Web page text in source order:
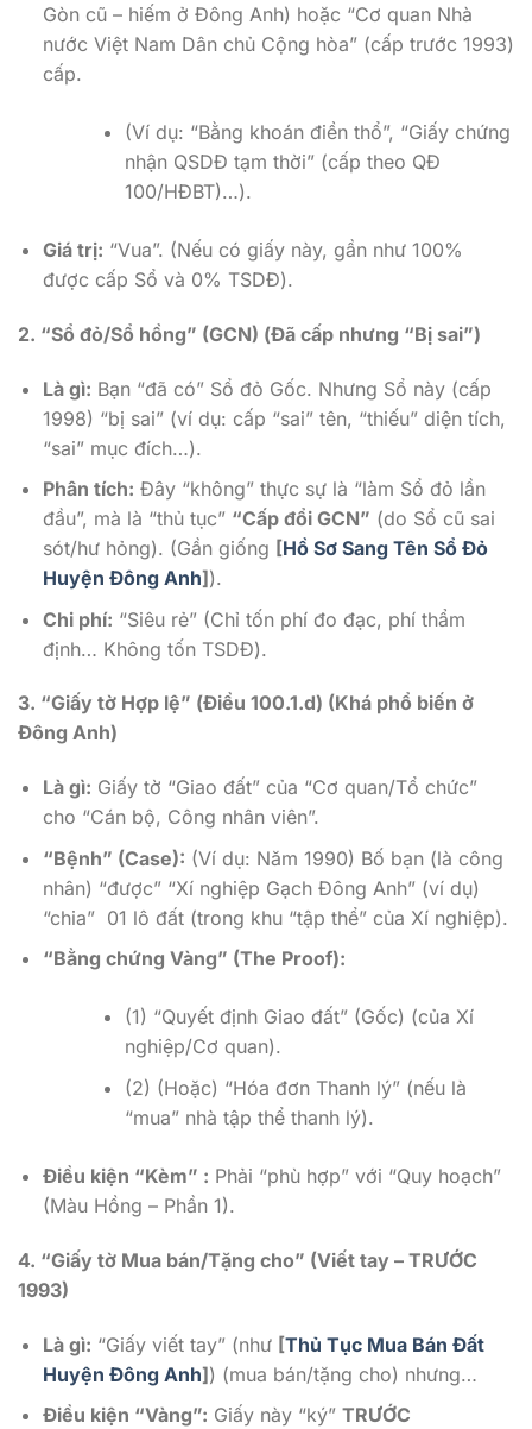
Gòn cũ – hiếm ở Đông Anh) hoặc “Cơ quan Nhà
nước Việt Nam Dân chủ Cộng hòa” (cấp trước 1993)
cấp.
(Ví dụ: “Bằng khoán điền thổ”, “Giấy chứng
nhận QSDĐ tạm thời” (cấp theo QĐ
100/HĐBT)…).
Giá trị: “Vua”. (Nếu có giấy này, gần như 100%
được cấp Sổ và 0% TSDĐ).
2. “Sổ đỏ/Sổ hồng” (GCN) (Đã cấp nhưng “Bị sai”)
Là gì: Bạn “đã có” Sổ đỏ Gốc. Nhưng Sổ này (cấp
1998) “bị sai” (ví dụ: cấp “sai” tên, “thiếu” diện tích,
“sai” mục đích…).
Phân tích: Đây “không” thực sự là “làm Sổ đỏ lần
đầu”, mà là “thủ tục” “Cấp đổi GCN” (do Sổ cũ sai
sót/hư hỏng). (Gần giống [Hồ Sơ Sang Tên Sổ Đỏ
Huyện Đông Anh]).
Chi phí: “Siêu rẻ” (Chỉ tốn phí đo đạc, phí thẩm
định… Không tốn TSDĐ).
3. “Giấy tờ Hợp lệ” (Điều 100.1.d) (Khá phổ biến ở
Đông Anh)
Là gì: Giấy tờ “Giao đất” của “Cơ quan/Tổ chức”
cho “Cán bộ, Công nhân viên”.
“Bệnh” (Case): (Ví dụ: Năm 1990) Bố bạn (là công
nhân) “được” “Xí nghiệp Gạch Đông Anh” (ví dụ)
“chia” 01 lô đất (trong khu “tập thể” của Xí nghiệp).
“Bằng chứng Vàng” (The Proof):
(1) “Quyết định Giao đất” (Gốc) (của Xí
nghiệp/Cơ quan).
(2) (Hoặc) “Hóa đơn Thanh lý” (nếu là
“mua” nhà tập thể thanh lý).
Điều kiện “Kèm” : Phải “phù hợp” với “Quy hoạch”
(Màu Hồng – Phần 1).
4. “Giấy tờ Mua bán/Tặng cho” (Viết tay – TRƯỚC
1993)
Là gì: “Giấy viết tay” (như [Thủ Tục Mua Bán Đất
Huyện Đông Anh]) (mua bán/tặng cho) nhưng…
Điều kiện “Vàng”: Giấy này “ký” TRƯỚC